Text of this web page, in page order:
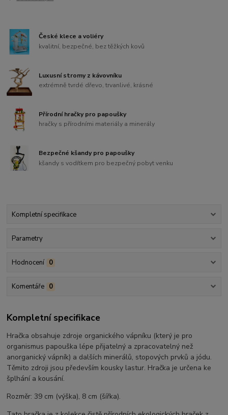
České klece a voliéry
kvalitní, bezpečné, bez těžkých kovů
Luxusní stromy z kávovníku
extrémně tvrdé dřevo, trvanlivé, krásné
Přírodní hračky pro papoušky
hračky s přírodními materiály a minerály
Bezpečné kšandy pro papoušky
kšandy s vodítkem pro bezpečný pobyt venku
Kompletní specifikace
Parametry
Hodnocení 0
Komentáře 0
Kompletní specifikace
Hračka obsahuje zdroje organického vápníku (který je pro
organismus papouška lépe přijatelný a zpracovatelný než
anorganický vápník) a dalších minerálů, stopových prvků a jódu.
Těmito zdroji jsou především kousky lastur. Hračka je určena ke
šplhání a kousání.
Rozměr: 39 cm (výška), 8 cm (šířka).